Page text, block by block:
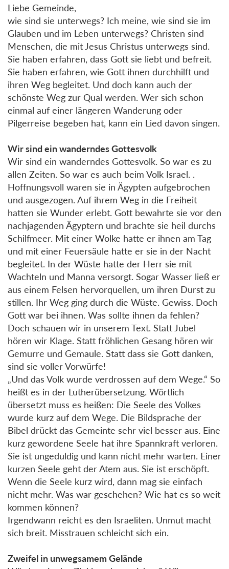
Liebe Gemeinde,
wie sind sie unterwegs? Ich meine, wie sind sie im
Glauben und im Leben unterwegs? Christen sind
Menschen, die mit Jesus Christus unterwegs sind.
Sie haben erfahren, dass Gott sie liebt und befreit.
Sie haben erfahren, wie Gott ihnen durchhilft und
ihren Weg begleitet. Und doch kann auch der
schönste Weg zur Qual werden. Wer sich schon
einmal auf einer längeren Wanderung oder
Pilgerreise begeben hat, kann ein Lied davon singen.
Wir sind ein wanderndes Gottesvolk
Wir sind ein wanderndes Gottesvolk. So war es zu
allen Zeiten. So war es auch beim Volk Israel. .
Hoffnungsvoll waren sie in Ägypten aufgebrochen
und ausgezogen. Auf ihrem Weg in die Freiheit
hatten sie Wunder erlebt. Gott bewahrte sie vor den
nachjagenden Ägyptern und brachte sie heil durchs
Schilfmeer. Mit einer Wolke hatte er ihnen am Tag
und mit einer Feuersäule hatte er sie in der Nacht
begleitet. In der Wüste hatte der Herr sie mit
Wachteln und Manna versorgt. Sogar Wasser ließ er
aus einem Felsen hervorquellen, um ihren Durst zu
stillen. Ihr Weg ging durch die Wüste. Gewiss. Doch
Gott war bei ihnen. Was sollte ihnen da fehlen?
Doch schauen wir in unserem Text. Statt Jubel
hören wir Klage. Statt fröhlichen Gesang hören wir
Gemurre und Gemaule. Statt dass sie Gott danken,
sind sie voller Vorwürfe!
„Und das Volk wurde verdrossen auf dem Wege.“ So
heißt es in der Lutherübersetzung. Wörtlich
übersetzt muss es heißen: Die Seele des Volkes
wurde kurz auf dem Wege. Die Bildsprache der
Bibel drückt das Gemeinte sehr viel besser aus. Eine
kurz gewordene Seele hat ihre Spannkraft verloren.
Sie ist ungeduldig und kann nicht mehr warten. Einer
kurzen Seele geht der Atem aus. Sie ist erschöpft.
Wenn die Seele kurz wird, dann mag sie einfach
nicht mehr. Was war geschehen? Wie hat es so weit
kommen können?
Irgendwann reicht es den Israeliten. Unmut macht
sich breit. Misstrauen schleicht sich ein.
Zweifel in unwegsamem Gelände